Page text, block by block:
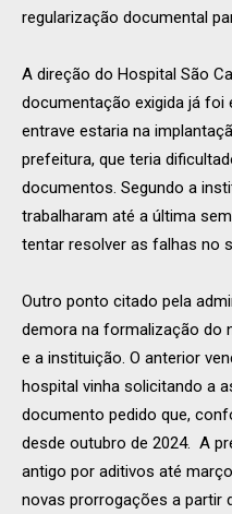
regularização documental
A direção do Hospital São
documentação exigida já foi
entrave estaria na
prefeitura, que teria
documentos. Segundo a
trabalharam até a última
tentar resolver as falhas no
Outro ponto citado pela
demora na formalização do
e a instituição. O anterior
hospital vinha solicitando a
documento pedido que,
desde outubro de 2024. A
antigo por aditivos até
novas prorrogações a partir